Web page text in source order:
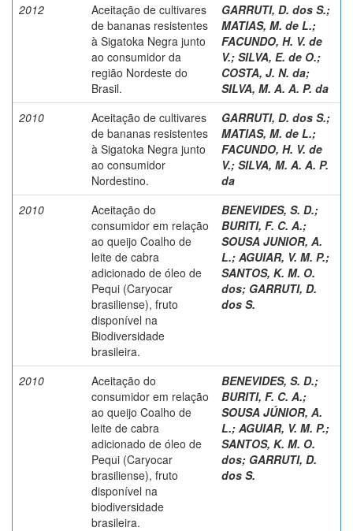
2012
Aceitação de cultivares
de bananas resistentes
à Sigatoka Negra junto
ao consumidor da
região Nordeste do
Brasil.
GARRUTI, D. dos S.;
MATIAS, M. de L.;
FACUNDO, H. V. de
V.; SILVA, E. de O.;
COSTA, J. N. da;
SILVA, M. A. A. P. da
2010
Aceitação de cultivares
de bananas resistentes
à Sigatoka Negra junto
ao consumidor
Nordestino.
GARRUTI, D. dos S.;
MATIAS, M. de L.;
FACUNDO, H. V. de
V.; SILVA, M. A. A. P.
da
2010
Aceitação do
consumidor em relação
ao queijo Coalho de
leite de cabra
adicionado de óleo de
Pequi (Caryocar
brasiliense), fruto
disponível na
Biodiversidade
brasileira.
BENEVIDES, S. D.;
BURITI, F. C. A.;
SOUSA JUNIOR, A.
L.; AGUIAR, V. M. P.;
SANTOS, K. M. O.
dos; GARRUTI, D.
dos S.
2010
Aceitação do
consumidor em relação
ao queijo Coalho de
leite de cabra
adicionado de óleo de
Pequi (Caryocar
brasiliense), fruto
disponível na
biodiversidade
brasileira.
BENEVIDES, S. D.;
BURITI, F. C. A.;
SOUSA JÚNIOR, A.
L.; AGUIAR, V. M. P.;
SANTOS, K. M. O.
dos; GARRUTI, D.
dos S.